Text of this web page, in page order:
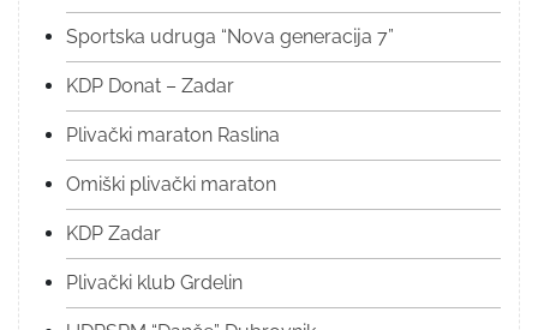
Sportska udruga “Nova generacija 7”
KDP Donat – Zadar
Plivački maraton Raslina
Omiški plivački maraton
KDP Zadar
Plivački klub Grdelin